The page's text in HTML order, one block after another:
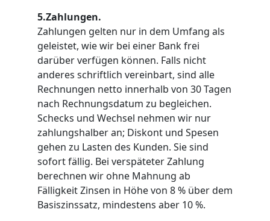
5.Zahlungen.
Zahlungen gelten nur in dem Umfang als
geleistet, wie wir bei einer Bank frei
darüber verfügen können. Falls nicht
anderes schriftlich vereinbart, sind alle
Rechnungen netto innerhalb von 30 Tagen
nach Rechnungsdatum zu begleichen.
Schecks und Wechsel nehmen wir nur
zahlungshalber an; Diskont und Spesen
gehen zu Lasten des Kunden. Sie sind
sofort fällig. Bei verspäteter Zahlung
berechnen wir ohne Mahnung ab
Fälligkeit Zinsen in Höhe von 8 % über dem
Basiszinssatz, mindestens aber 10 %.